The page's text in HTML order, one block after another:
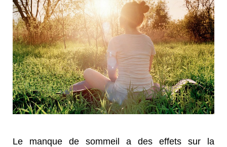
Le manque de sommeil a des effets sur la